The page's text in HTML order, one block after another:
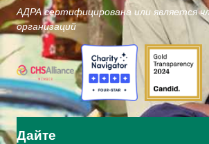
АДРА сертифицирована или является
организаций
Дайте